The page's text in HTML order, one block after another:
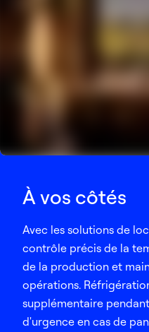
À vos côtés
Avec les solutions de
contrôle précis de la
de la production et
opérations.
supplémentaire
d'urgence en cas de